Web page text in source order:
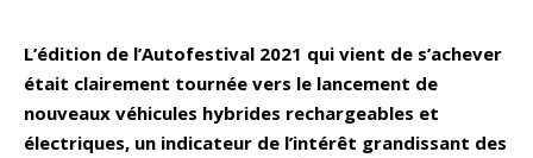
L’édition de l’Autofestival 2021 qui vient de s’achever
était clairement tournée vers le lancement de
nouveaux véhicules hybrides rechargeables et
électriques, un indicateur de l’intérêt grandissant des